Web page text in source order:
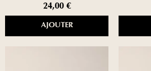
24,00 €
AJOUTER